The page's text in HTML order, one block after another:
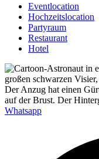
Eventlocation
Hochzeitslocation
Partyraum
Restaurant
Hotel
Whatsapp